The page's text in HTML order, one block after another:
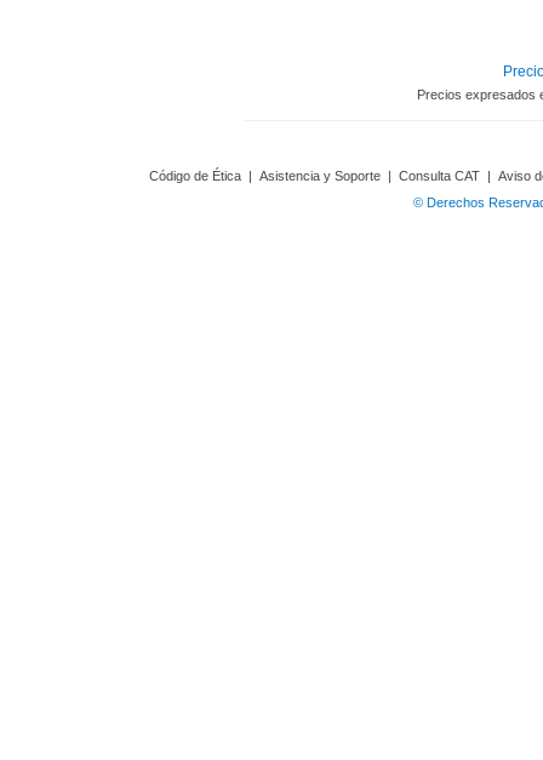
Precios expresados
Código de Ética | Asistencia y Soporte | Consulta CAT | Aviso
© Derechos